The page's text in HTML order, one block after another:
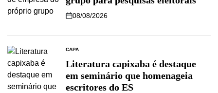
08/08/2026
CAPA
Literatura capixaba é destaque
em seminário que homenageia
escritores do ES